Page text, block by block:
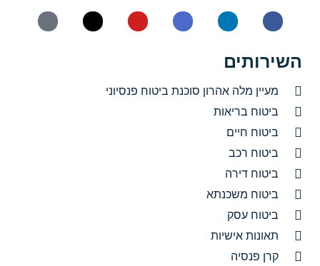
השירותים
מעיין מלה אהרון סוכנת ביטוח פנסיוני
ביטוח בריאות
ביטוח חיים
ביטוח רכב
ביטוח דירה
ביטוח משכנתא
ביטוח עסק
תאונות אישיות
קרן פנסיה